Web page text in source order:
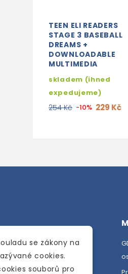
TEEN ELI READERS
STAGE 3 BASEBALL
DREAMS +
DOWNLOADABLE
MULTIMEDIA
skladem (ihned
expedujeme)
254 Kč -10% 229 Kč
se zákony na
cookies.
souborů pro